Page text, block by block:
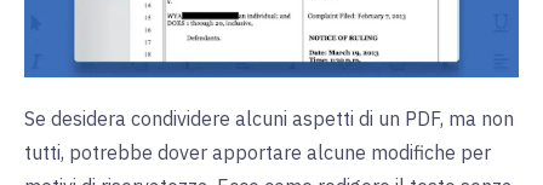
Se desidera condividere alcuni aspetti di un PDF, ma non
tutti, potrebbe dover apportare alcune modifiche per